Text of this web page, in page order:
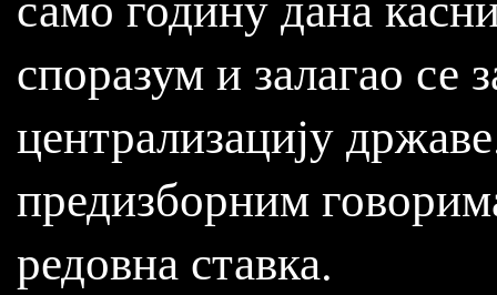
споразум и залагао се
централизацију
предизборним
редовна ставка.